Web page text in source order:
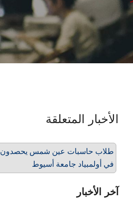
الأخبار المتعلقة
طلاب حاسبات عين شمس يحصدون
في أولمبياد جامعة أسيوط
آخر الأخبار